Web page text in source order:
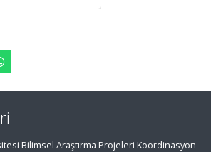
Bilimsel Araştırma Projeleri Koordinasyon